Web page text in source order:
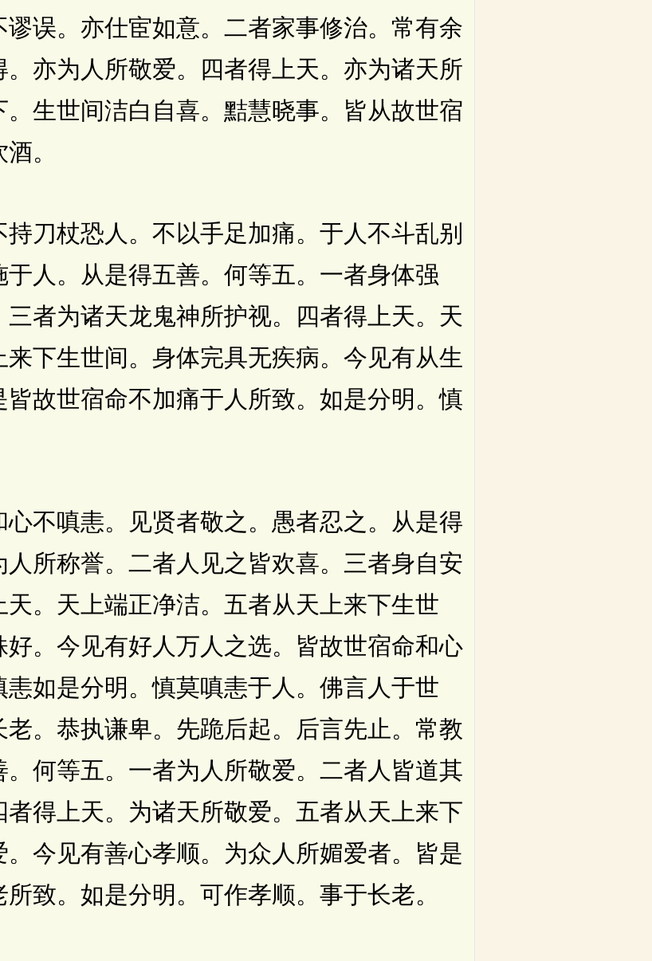
误。亦仕宦如意。二者家事修治。常有余
亦为人所敬爱。四者得上天。亦为诸天所
生世间洁白自喜。黠慧晓事。皆从故世宿
。
杖恐人。不以手足加痛。于人不斗乱别
人。从是得五善。何等五。一者身体强
者为诸天龙鬼神所护视。四者得上天。天
来下生世间。身体完具无疾病。今见有从生
故世宿命不加痛于人所致。如是分明。慎
嗔恚。见贤者敬之。愚者忍之。从是得
所称誉。二者人见之皆欢喜。三者身自安
。天上端正净洁。五者从天上来下生世
。今见有好人万人之选。皆故世宿命和心
如是分明。慎莫嗔恚于人。佛言人于世
。恭执谦卑。先跪后起。后言先止。常教
何等五。一者为人所敬爱。二者人皆道其
得上天。为诸天所敬爱。五者从天上来下
今见有善心孝顺。为众人所媚爱者。皆是
致。如是分明。可作孝顺。事于长老。